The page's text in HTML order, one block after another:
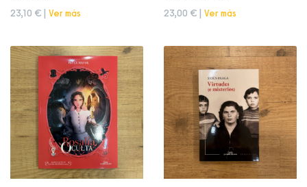
23,10 € | Ver más 23,00 € | Ver más